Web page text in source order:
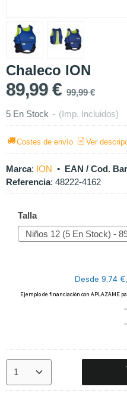
Chaleco ION
89,99 € 99,99 €
5 En Stock - (Imp. Incluidos)
Costes de envío Ver
Marca: ION • EAN / Cod.
Referencia: 48222-4162
Talla